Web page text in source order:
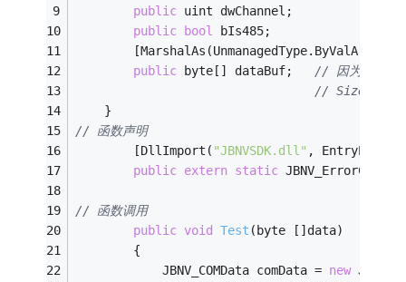
public uint dwChannel;
public
bool bIs485;
public byte[] dataBuf; // 因为只需要
// SizeConst
    }
// 函数声明
        [DllImport(
"JBNVSDK.dll" , EntryPoint
public extern static JBNV_ErrorCode
// 函数调用
public void Test (byte []data)
        {
            JBNV_COMData comData =
new